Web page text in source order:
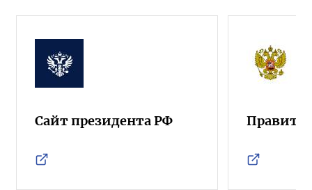
Сайт президента РФ